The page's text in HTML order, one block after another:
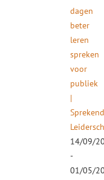
dagen
beter
leren
spreken
voor
publiek
|
14/09/
-
01/05/